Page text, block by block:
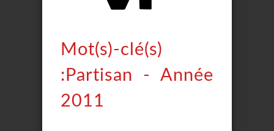
Mot(s)-clé(s)
:Partisan - Année
2011